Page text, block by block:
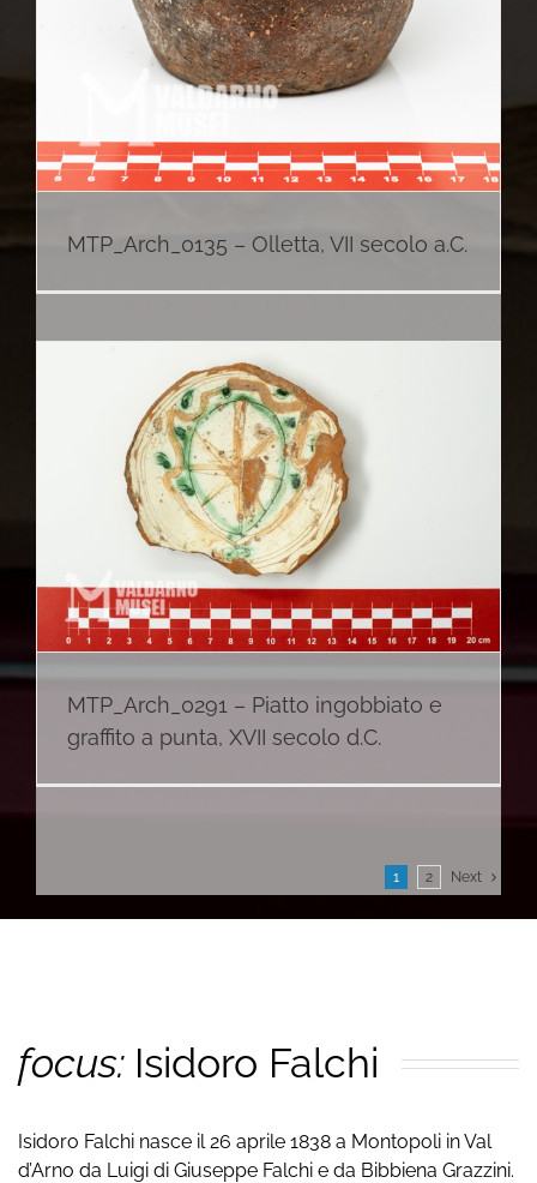
MTP_Arch_0135 – Olletta, VII secolo a.C.
MTP_Arch_0291 – Piatto ingobbiato e
graffito a punta, XVII secolo d.C.
1 2 Next
focus: Isidoro Falchi
Isidoro Falchi nasce il 26 aprile 1838 a Montopoli in Val
d’Arno da Luigi di Giuseppe Falchi e da Bibbiena Grazzini.